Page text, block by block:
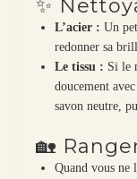
✨
L’acier : Un
redonner sa
Le tissu : Si le
doucement
savon neutre,
🏡
Quand vous ne